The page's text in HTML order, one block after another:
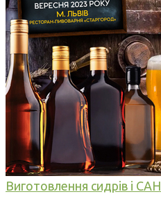
Виготовлення сидрів і САН